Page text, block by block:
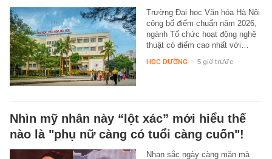
Trường Đại học Văn hóa Hà Nội
công bố điểm chuẩn năm 2026,
ngành Tổ chức hoạt động nghệ
thuật có điểm cao nhất với…
HỌC ĐƯỜNG - 5 giờ trước
Nhìn mỹ nhân này “lột xác” mới hiểu thế
nào là "phụ nữ càng có tuổi càng cuốn"!
Nhan sắc ngày càng mặn mà